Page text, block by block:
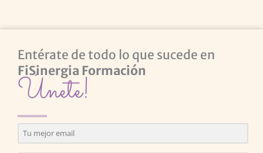
Entérate de todo lo que sucede en
FiSinergia Formación
Únete!